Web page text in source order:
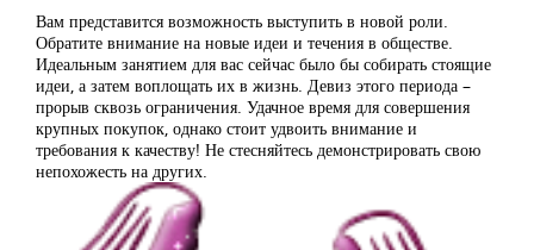
Вам представится возможность выступить в новой роли.
Обратите внимание на новые идеи и течения в обществе.
Идеальным занятием для вас сейчас было бы собирать стоящие
идеи, а затем воплощать их в жизнь. Девиз этого периода –
прорыв сквозь ограничения. Удачное время для совершения
крупных покупок, однако стоит удвоить внимание и
требования к качеству! Не стесняйтесь демонстрировать свою
непохожесть на других.